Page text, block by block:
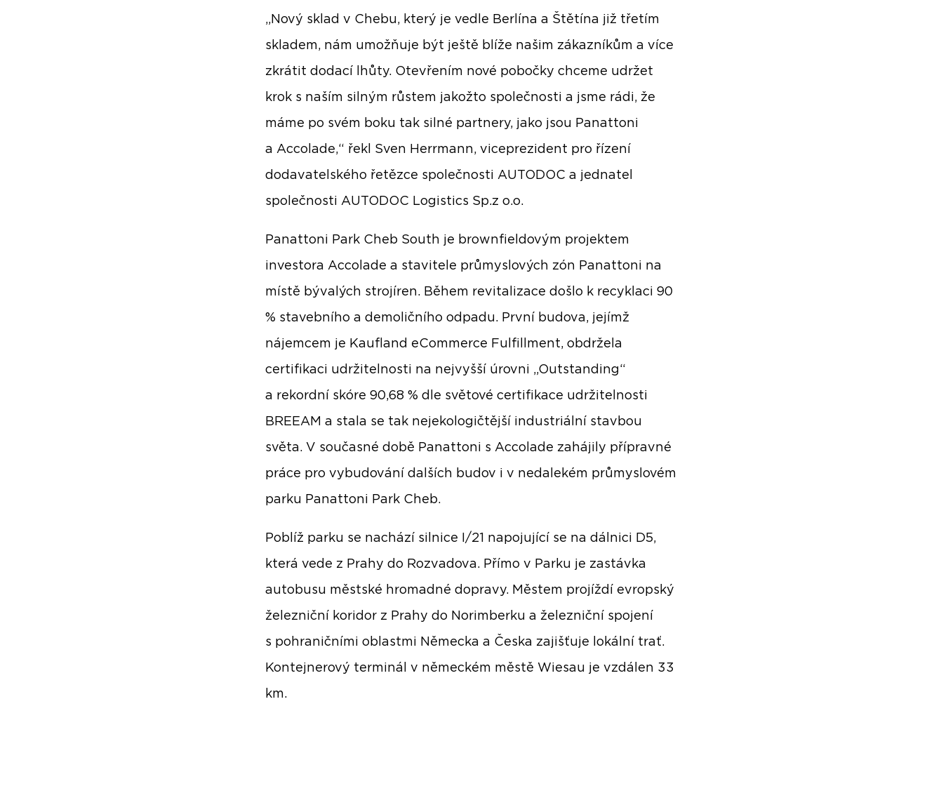
„Nový sklad v Chebu, který je vedle Berlína a Štětína již třetím
skladem, nám umožňuje být ještě blíže našim zákazníkům a více
zkrátit dodací lhůty. Otevřením nové pobočky chceme udržet
krok s naším silným růstem jakožto společnosti a jsme rádi, že
máme po svém boku tak silné partnery, jako jsou Panattoni
a Accolade,“ řekl Sven Herrmann, viceprezident pro řízení
dodavatelského řetězce společnosti AUTODOC a jednatel
společnosti AUTODOC Logistics Sp.z o.o.
Panattoni Park Cheb South je brownfieldovým projektem
investora Accolade a stavitele průmyslových zón Panattoni na
místě bývalých strojíren. Během revitalizace došlo k recyklaci 90
% stavebního a demoličního odpadu. První budova, jejímž
nájemcem je Kaufland eCommerce Fulfillment, obdržela
certifikaci udržitelnosti na nejvyšší úrovni „Outstanding“
a rekordní skóre 90,68 % dle světové certifikace udržitelnosti
BREEAM a stala se tak nejekologičtější industriální stavbou
světa. V současné době Panattoni s Accolade zahájily přípravné
práce pro vybudování dalších budov i v nedalekém průmyslovém
parku Panattoni Park Cheb.
Poblíž parku se nachází silnice I/21 napojující se na dálnici D5,
která vede z Prahy do Rozvadova. Přímo v Parku je zastávka
autobusu městské hromadné dopravy. Městem projíždí evropský
železniční koridor z Prahy do Norimberku a železniční spojení
s pohraničními oblastmi Německa a Česka zajišťuje lokální trať.
Kontejnerový terminál v německém městě Wiesau je vzdálen 33
km.